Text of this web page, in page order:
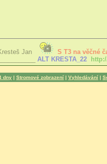
Jan
S T3 na věčné
ALT KRESTA_22
dny | Stromové zobrazení | Vyhledávání |